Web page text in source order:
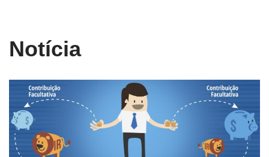
para
Notícia